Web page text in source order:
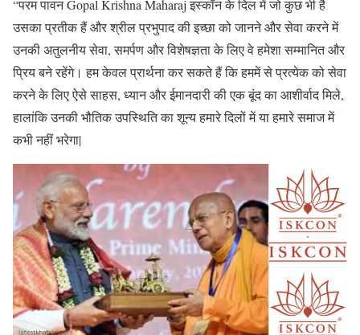
“परम पावन Gopal Krishna Maharaj इस्कॉन के दिल में जो कुछ भी है
उसका प्रतीक हैं और श्रील प्रभुपाद की इच्छा को जानने और सेवा करने में
उनकी अतुलनीय सेवा, समर्पण और विशेषज्ञता के लिए वे हमेशा सम्मानित और
प्रिय बने रहेंगे। हम केवल प्रार्थना कर सकते हैं कि हममें से प्रत्येक को सेवा
करने के लिए ऐसे साहस, ध्यान और ईमानदारी की एक बूंद का आशीर्वाद मिले,
हालांकि उनकी भौतिक उपस्थिति का शून्य हमारे दिलों में या हमारे समाज में
कभी नहीं भरेगा|